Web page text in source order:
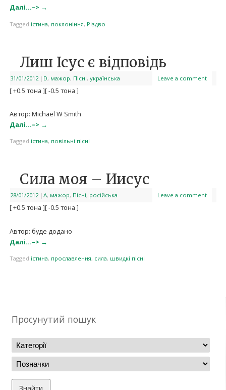
Далі…–> →
Tagged істина, поклоніння, Різдво
Лиш Ісус є відповідь
31/01/2012 | D, мажор, Пісні, українська Leave a comment
[ +0.5 тона ][ -0.5 тона ]
Автор: Michael W Smith
Далі…–> →
Tagged істина, повільні пісні
Сила моя – Иисус
28/01/2012 | A, мажор, Пісні, російська Leave a comment
[ +0.5 тона ][ -0.5 тона ]
Автор: буде додано
Далі…–> →
Tagged істина, прославлення, сила, швидкі пісні
Просунутий пошук